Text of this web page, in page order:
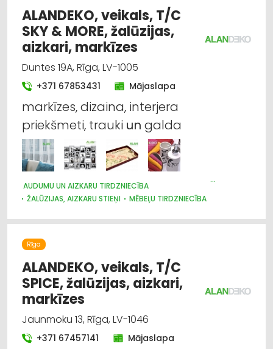
ALANDEKO, veikals, T/C
SKY & MORE, žalūzijas,
aizkari, markīzes
Duntes 19A, Rīga, LV-1005
+371 67853431 Mājaslapa
markīzes, dizaina, interjera
priekšmeti, trauki un galda
AUDUMU UN AIZKARU TIRDZNIECĪBA
ŽALŪZIJAS, AIZKARU STIEŅI
MĒBEĻU TIRDZNIECĪBA
MARKĪZES
TRAUKI
APGAISMES TEHNIKAS TIRDZNIECĪBA
SUVENĪRI, DĀVANAS
Rīga
ALANDEKO, veikals, T/C
SPICE, žalūzijas, aizkari,
markīzes
Jaunmoku 13, Rīga, LV-1046
+371 67457141 Mājaslapa